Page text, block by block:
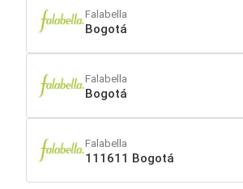
Falabella
Bogotá
Falabella
Bogotá
Falabella
111611 Bogotá